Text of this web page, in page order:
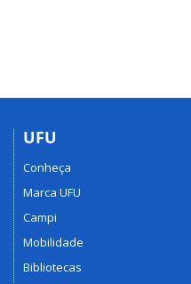
UFU
Conheça
Marca UFU
Campi
Mobilidade
Bibliotecas